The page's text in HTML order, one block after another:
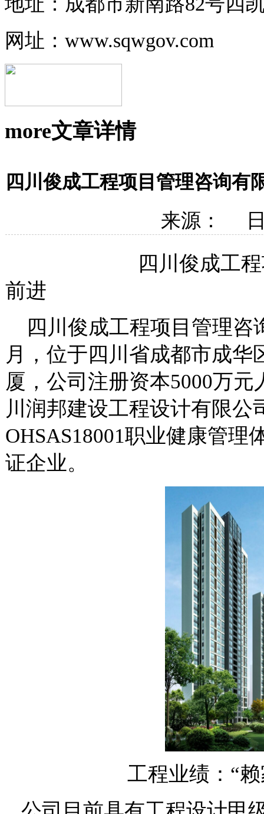
网址：www.sqwgov.com
more文章详情
四川俊成工程项目管理咨询有
来源： 日
四川俊成工
前进
四川俊成工程项目管理咨
月，位于四川省成都市成
厦，公司注册资本5000万
川润邦建设工程设计有限公
OHSAS18001职业健康管理
证企业。
工程业绩： “